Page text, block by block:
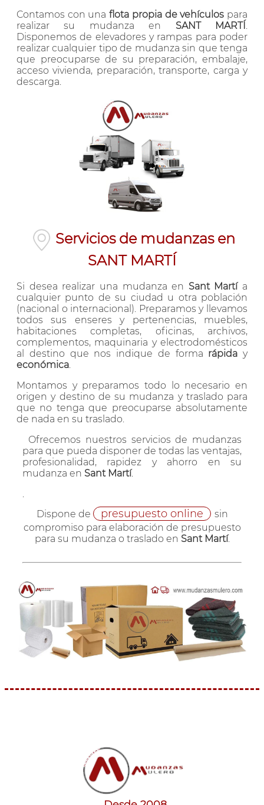
Contamos con unaflota propia de vehículos para
realizar su mudanza en SANT MARTÍ
Disponemos de elevadores y rampas para poder
realizar cualquier tipo de mudanza sin que tenga
que preocuparse de su preparación, embalaje,
acceso vivienda, preparación, transporte, carga y
descarga.
Servicios de mudanzas en
SANT MARTÍ
Si desea realizar una mudanza en Sant Martía
cualquier punto de su ciudad u otra población
(nacional o internacional). Preparamos y llevamos
todos sus enseres y pertenencias, muebles,
habitaciones completas, oficinas, archivos,
complementos, maquinaria y electrodomésticos
al destino que nos indique de forma rápida y
económica.
Montamos y preparamos todo lo necesario en
origen y destino de su mudanza y traslado para
que no tenga que preocuparse absolutamente
de nada en su traslado.
Ofrecemos nuestros servicios de mudanzas
para que pueda disponer de todas las ventajas,
profesionalidad, rapidez y ahorro en su
mudanza en Sant Martí.
.
Dispone de
presupuesto online
sin
compromiso para elaboración de presupuesto
para su mudanza o traslado en Sant Martí.